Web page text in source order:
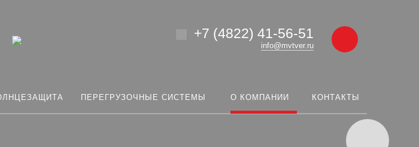
+7 (4822) 41-56-51
info@mvtver.ru
ПЕРЕГРУЗОЧНЫЕ СИСТЕМЫ О КОМПАНИИ КОНТАКТЫ